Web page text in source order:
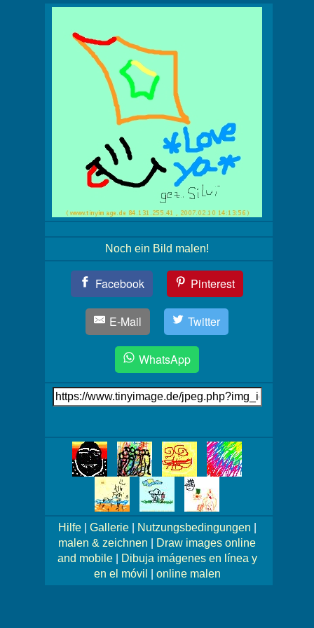
Noch ein Bild malen!
Facebook Pinterest
E-Mail Twitter
WhatsApp
Link
auf's
Mehr
Bilder!
Hilfe| Gallerie| Nutzungsbedingungen
malen & zeichnen
Draw images online
and mobile|
Dibuja imágenes en línea y
en el móvil
online malen